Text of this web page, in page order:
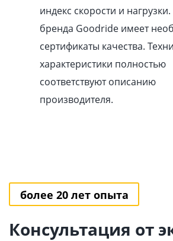
индекс скорости и
бренда Goodride имеет
сертификаты качества.
характеристики полностью
соответствуют описанию
производителя.
более 20 лет опыта
Консультация от